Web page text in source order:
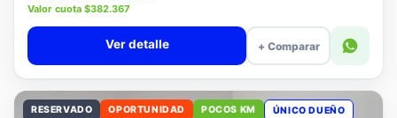
Precio lista $17.580.000
Valor cuota $382.367
+ Comparar